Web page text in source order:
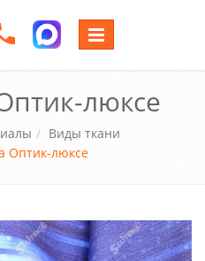
Переключение
навигации
люксе
Виды ткани
Оптик-люксе